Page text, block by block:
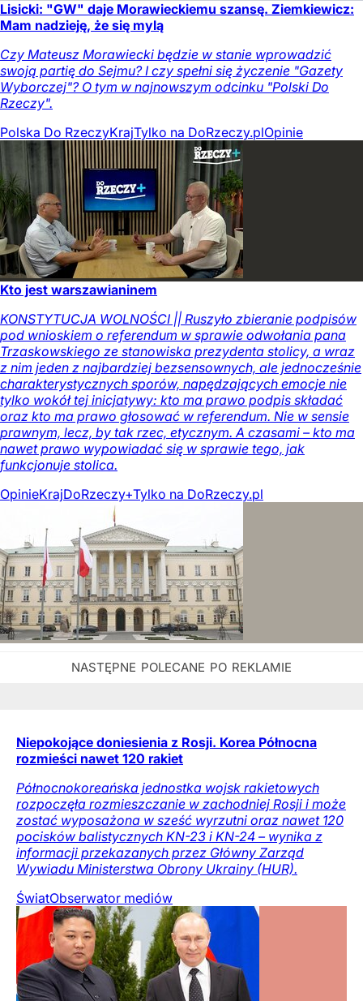
Lisicki: "GW" daje Morawieckiemu szansę. Ziemkiewicz:
Mam nadzieję, że się mylą
Czy Mateusz Morawiecki będzie w stanie wprowadzić
swoją partię do Sejmu? I czy spełni się życzenie "Gazety
Wyborczej"? O tym w najnowszym odcinku "Polski Do
Rzeczy".
Polska Do RzeczyKrajTylko na DoRzeczy.plOpinie
Kto jest warszawianinem
KONSTYTUCJA WOLNOŚCI || Ruszyło zbieranie podpisów
pod wnioskiem o referendum w sprawie odwołania pana
Trzaskowskiego ze stanowiska prezydenta stolicy, a wraz
z nim jeden z najbardziej bezsensownych, ale jednocześnie
charakterystycznych sporów, napędzających emocje nie
tylko wokół tej inicjatywy: kto ma prawo podpis składać
oraz kto ma prawo głosować w referendum. Nie w sensie
prawnym, lecz, by tak rzec, etycznym. A czasami – kto ma
nawet prawo wypowiadać się w sprawie tego, jak
funkcjonuje stolica.
OpinieKrajDoRzeczy+Tylko na DoRzeczy.pl
Niepokojące doniesienia z Rosji. Korea Północna
rozmieści nawet 120 rakiet
Północnokoreańska jednostka wojsk rakietowych
rozpoczęła rozmieszczanie w zachodniej Rosji i może
zostać wyposażona w sześć wyrzutni oraz nawet 120
pocisków balistycznych KN-23 i KN-24 – wynika z
informacji przekazanych przez Główny Zarząd
Wywiadu Ministerstwa Obrony Ukrainy (HUR).
ŚwiatObserwator mediów